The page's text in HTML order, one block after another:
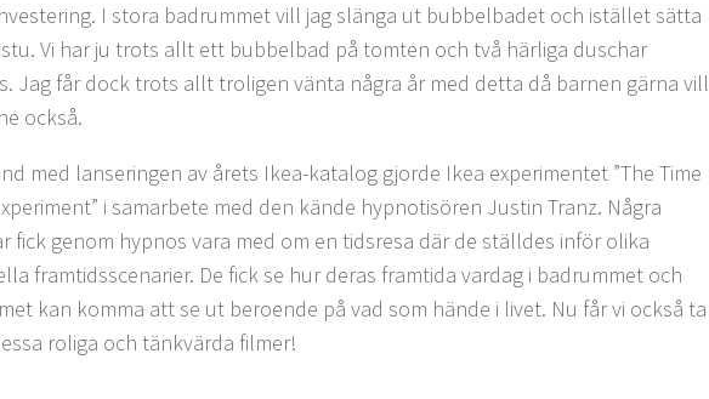
I stora badrummet vill jag slänga ut bubbelbadet och istället sätta
Vi har ju trots allt ett bubbelbad på tomten och två härliga duschar
Jag får dock trots allt troligen vänta några år med detta då barnen gärna vill
också.
med lanseringen av årets Ikea-katalog gjorde Ikea experimentet ”The Time
i samarbete med den kände hypnotisören Justin Tranz. Några
fick genom hypnos vara med om en tidsresa där de ställdes inför olika
framtidsscenarier. De fick se hur deras framtida vardag i badrummet och
kan komma att se ut beroende på vad som hände i livet. Nu får vi också ta
roliga och tänkvärda filmer!